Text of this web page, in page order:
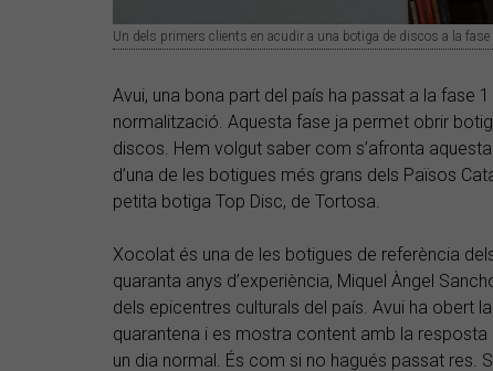
Un dels primers clients en acudir a una botiga de discos a la fase
Avui, una bona part del país ha passat a la fase
normalització. Aquesta fase ja permet obrir
discos. Hem volgut saber com s’afronta
d’una de les botigues més grans dels Països
petita botiga Top Disc, de Tortosa.
Xocolat és una de les botigues de referència
quaranta anys d’experiència, Miquel Àngel
dels epicentres culturals del país. Avui ha obert
quarantena i es mostra content amb la
un dia normal. És com si no hagués passat res.